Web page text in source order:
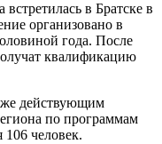
в Братске в
организовано в
года. После
квалификацию
действующим
по программам
человек.